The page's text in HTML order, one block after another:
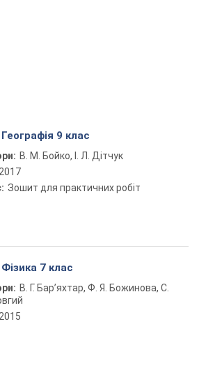
9 клас
В. М. Бойко, І. Л. Дітчук
2017
Зошит для практичних робіт
7 клас
В. Г. Бар’яхтар, Ф. Я. Божинова, С.
2015